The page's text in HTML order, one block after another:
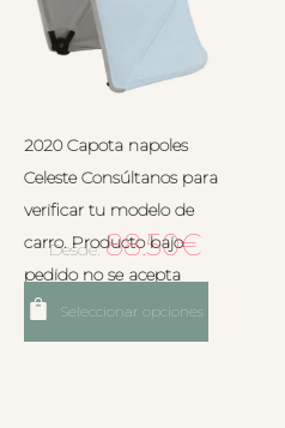
2020 Capota napoles
Celeste Consúltanos para
verificar tu modelo de
carro. Producto bajo
pedido no se acepta
devolución.
Desde:88.50€
Seleccionar opciones